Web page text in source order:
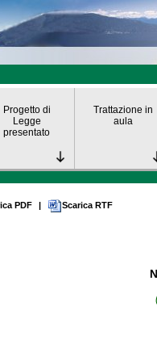
Progetto di
Legge
presentato
Trattazione in
aula
PDF | Scarica RTF